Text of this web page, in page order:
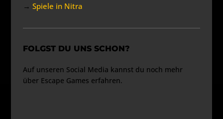
→Spiele in Nitra
FOLGST DU UNS SCHON?
Auf unseren Social Media kannst du noch mehr
über Escape Games erfahren.